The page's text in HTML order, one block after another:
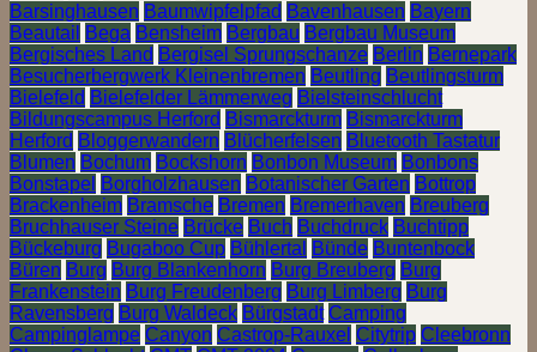
Barsinghausen Baumwipfelpfad Bavenhausen Bayern
Beautail
Bega Bensheim Bergbau Bergbau Museum
Bergisches Land Bergisel Sprungschanze Berlin Bernepark
Besucherbergwerk Kleinenbremen Beutling Beutlingsturm
Bielefeld Bielefelder Lämmerweg Bielsteinschlucht
Bildungscampus Herford Bismarckturm Bismarckturm
Herford Bloggerwandern Blücherfelsen Bluetooth Tastatur
Blumen Bochum Bockshorn Bonbon Museum Bonbons
Bonstapel Borgholzhausen Botanischer Garten Bottrop
Brackenheim Bramsche Bremen Bremerhaven Breuberg
Bruchhauser Steine Brücke Buch Buchdruck Buchtipp
Bückeburg Bugaboo Cup Bühlertal Bünde Buntenbock
Büren Burg Burg Blankenhorn Burg Breuberg Burg
Frankenstein Burg Freudenberg Burg Limberg Burg
Ravensberg Burg Waldeck Bürgstadt Camping
Campinglampe Canyon Castrop-Rauxel Citytrip Cleebronn